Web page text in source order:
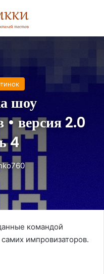
шоу
• версия 2.0
4
командой
импровизаторов.